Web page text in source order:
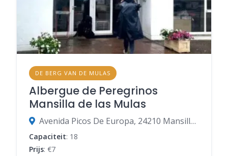
DE BERG VAN DE MULAS
Albergue de Peregrinos
Mansilla de las Mulas
Avenida Picos De Europa, 24210 Mansilla de las Mulas, León, Spanje
Capaciteit: 18
Prijs: €7